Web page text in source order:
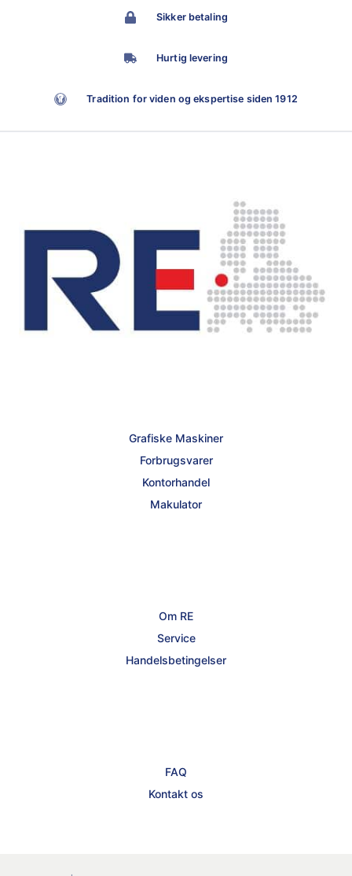
Sikker betaling
Hurtig levering
Tradition for viden og ekspertise siden 1912
Grafiske Maskiner
Forbrugsvarer
Kontorhandel
Makulator
Om RE
Service
Handelsbetingelser
FAQ
Kontakt os